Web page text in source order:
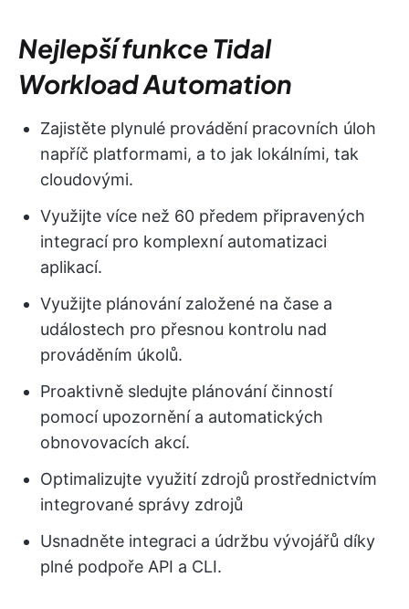
Nejlepší funkce Tidal
Workload Automation
Zajistěte plynulé provádění pracovních úloh
napříč platformami, a to jak lokálními, tak
cloudovými.
Využijte více než 60 předem připravených
integrací pro komplexní automatizaci
aplikací.
Využijte plánování založené na čase a
událostech pro přesnou kontrolu nad
prováděním úkolů.
Proaktivně sledujte plánování činností
pomocí upozornění a automatických
obnovovacích akcí.
Optimalizujte využití zdrojů prostřednictvím
integrované správy zdrojů
Usnadněte integraci a údržbu vývojářů díky
plné podpoře API a CLI.